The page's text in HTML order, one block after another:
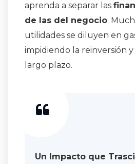
aprenda a separar las
de las del negocio.
utilidades se diluyen en
impidiendo la reinversión
largo plazo.
Un Impacto que